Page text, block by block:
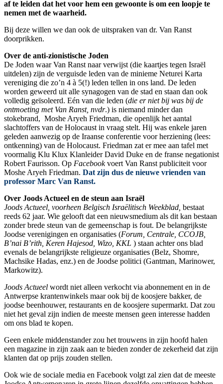
af te leiden dat het voor hem een gewoonte is om een loopje te
nemen met de waarheid.
Bij deze willen we dan ook de uitspraken van dr. Van Ranst
doorprikken.
Over de anti-zionistische Joden
De Joden waar Van Ranst naar verwijst (die kaartjes tegen Israël
uitdelen) zijn de verguisde leden van de minieme Neturei Karta
vereniging die zo’n 4 à 5(!) leden tellen in ons land. De leden
worden geweerd uit alle synagogen van de stad en staan dan ook
volledig geïsoleerd. Eén van die leden (die er niet bij was bij de
ontmoeting met Van Ranst, nvdr.) is niemand minder dan
stokebrand, Moshe Aryeh Friedman, die openlijk het aantal
slachtoffers van de Holocaust in vraag stelt. Hij was enkele jaren
geleden aanwezig op de Iraanse conferentie voor herziening (lees:
ontkenning) van de Holocaust. Friedman zat er mee aan tafel met
voormalig Klu Klux Klanleider David Duke en de franse negationist
Robert Faurisson. Op Facebookvoert Van Ranst publiciteit voor
Moshe Aryeh Friedman. Dat zijn dus de nieuwe vrienden van
professor Marc Van Ranst.
Over Joods Actueel en de steun aan Israël
Joods Actueel, voorheen Belgisch Israëlitisch Weekblad, bestaat
reeds 62 jaar. Wie gelooft dat een nieuwsmedium als dit kan bestaan
zonder brede steun van de gemeenschap is fout. De belangrijkste
Joodse verenigingen en organisaties (Forum, Centrale, CCOJB,
B’nai B’rith, Keren Hajesod, Wizo, KKL ) staan achter ons blad
evenals de belangrijkste religieuze organisaties (Belz, Shomre,
Machsike Hadas, enz.) en de Joodse politici (Gantman, Marinower,
Markowitz).
Joods Actueel wordt niet alleen verkocht via abonnement en in de
Antwerpse krantenwinkels maar ook bij de koosjere bakker, de
joodse beenhouwer, restaurants en de koosjere supermarkt. Dat zou
niet het geval zijn indien de meeste mensen geen interesse hadden
om ons blad te kopen.
Geen enkele middenstander zou het trouwens in zijn hoofd halen
een magazine in zijn zaak aan te bieden zonder de zekerheid dat zijn
klanten dat op prijs zouden stellen.
Ook wie de sociale media en Facebook volgt zal zien dat de meeste